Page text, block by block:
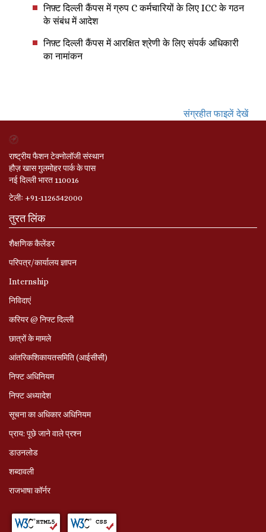
निफ़्ट दिल्ली कैंपस में ग्रुप C कर्मचारियों के लिए ICC के गठन
के संबंध में आदेश
निफ़्ट दिल्ली कैंपस में आरक्षित श्रेणी के लिए संपर्क अधिकारी
का नामांकन
संग्रहीत फाइलें देखें
राष्ट्रीय फैशन टेक्नोलॉजी संस्थान
हौज़ खास गुलमोहर पार्क के पास
नई दिल्ली भारत 110016
टेलीः +91-1126542000
तुरत लिंक
शैक्षणिक कैलेंडर
परिपत्र/कार्यालय ज्ञापन
Internship
निविदाएं
करियर @ निफ्ट दिल्ली
छात्रों के मामले
आंतरिकशिकायतसमिति (आईसीसी)
निफ्ट अधिनियम
निफ्ट अध्‍यादेश
सूचना का अधिकार अधिनियम
प्राय: पूछे जाने वाले प्रश्‍न
डाउनलोड
शब्दावली
राजभाषा कॉर्नर